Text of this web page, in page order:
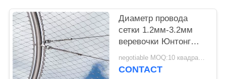
Диаметр провода
сетки 1.2мм-3.2мм
веревочки Юнтонг
декоративный с
ровной поверхностью
negotiable MOQ:10 квадратных метров
CONTACT